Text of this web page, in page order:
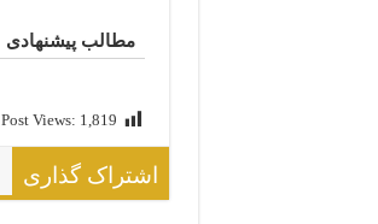
مطالب پیشنهادی
Post Views: 1,819
اشتراک گذاری